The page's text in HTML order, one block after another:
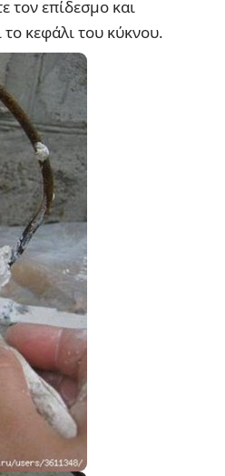
τον επίδεσμο και
κεφάλι του κύκνου.